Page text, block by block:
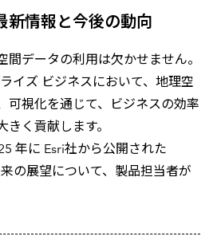
新情報と今後の動向
データの利用は欠かせません。
イズ ビジネスにおいて、地理空
可視化を通じて、ビジネスの効率
く貢献します。
年に Esri社から公開された
の展望について、製品担当者が